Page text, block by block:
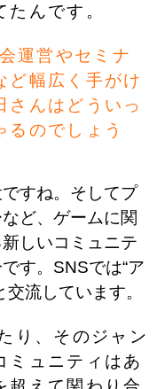
んです。
運営やセミナ
ど幅広く手がけ
さんはどういっ
るのでしょう
すね。そしてプ
ど、ゲームに関
しいコミュニテ
す。SNSでは“ア
流しています。
り、そのジャン
ミュニティはあ